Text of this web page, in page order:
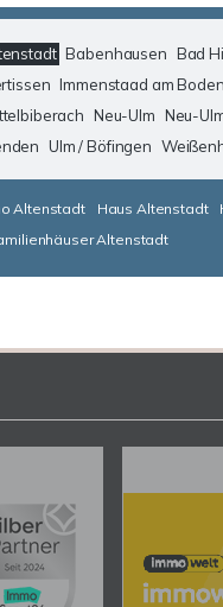
Babenhausen Bad
Immenstaad am
Neu-Ulm Neu-
Ulm / Böfingen
Altenstadt Haus Altenstadt
Altenstadt